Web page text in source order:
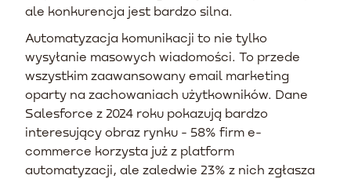
ale konkurencja jest bardzo silna.
Automatyzacja komunikacji to nie tylko
wysyłanie masowych wiadomości. To przede
wszystkim zaawansowany email marketing
oparty na zachowaniach użytkowników. Dane
Salesforce z 2024 roku pokazują bardzo
interesujący obraz rynku - 58% firm e-
commerce korzysta już z platform
automatyzacji, ale zaledwie 23% z nich zgłasza